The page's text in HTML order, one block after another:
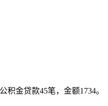
金贷款45笔，金额1734。